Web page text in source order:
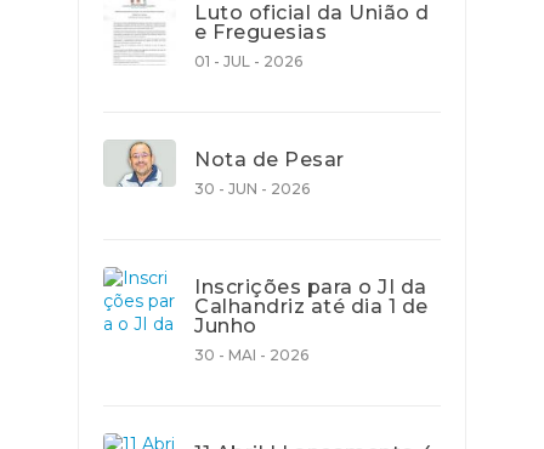
Luto oficial da União d
e Freguesias
01 - JUL - 2026
Nota de Pesar
30 - JUN - 2026
Inscrições para o JI da
Calhandriz até dia 1 de
Junho
30 - MAI - 2026